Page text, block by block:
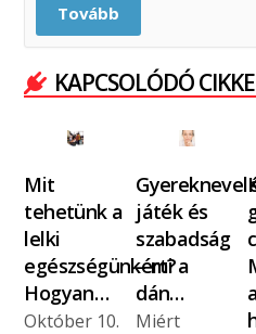
Tovább
KAPCSOLÓDÓ
Mit
tehetünk a
lelki
egészségünkért?
Hogyan…
Október 10.
játék és
szabadság
– mi a
dán…
Miért